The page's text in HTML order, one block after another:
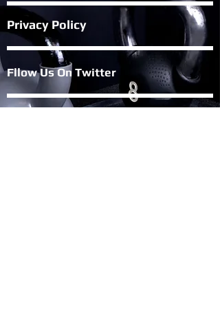
Privacy Policy
Fllow Us On Twitter